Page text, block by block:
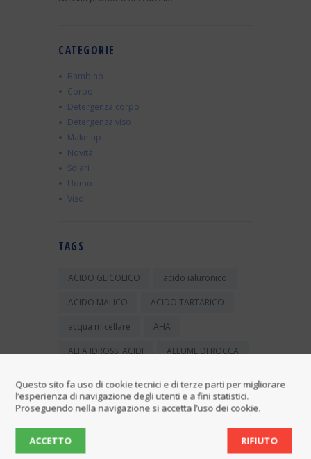
CATEGORIE
Bambino
Corpo
Detergenza corpo
Detergenza viso
Make-up
Novità
Solari
Uomo
Viso
TAGS
ACIDO GLICOLICO acido ialuronico
ACIDO MALICO ACIDO TARTARICO
acqua micellare AHA
ALFA IDROSSI ACIDI ALLUME DI ROCCA
ANTIBATTERICO balsamo
buccia d'arancia
Questo sito fa uso di cookie tecnici e di terze parti per migliorare
l’esperienza di navigazione degli utenti e a fini statistici.
Proseguendo nella navigazione si accetta l’uso dei cookie.
ACCETTO RIFIUTO